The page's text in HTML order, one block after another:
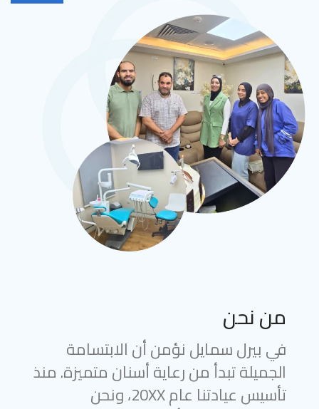
من نحن
في بيرل سمايل نؤمن أن الابتسامة
الجميلة تبدأ من رعاية أسنان متميزة. منذ
تأسيس عيادتنا عام 20XX، ونحن